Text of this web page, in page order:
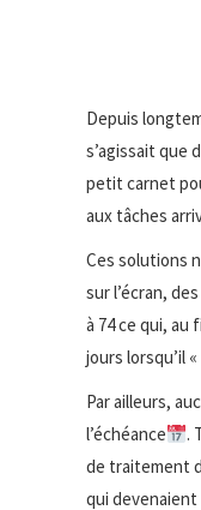
Depuis
s’agissait que
petit carnet
aux tâches
Ces solutions
sur l’écran,
à 74 ce qui, au
jours lorsqu’il
Par ailleurs,
l’échéance
.
de traitement
qui devenaient